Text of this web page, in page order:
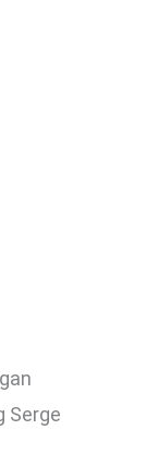
Serge